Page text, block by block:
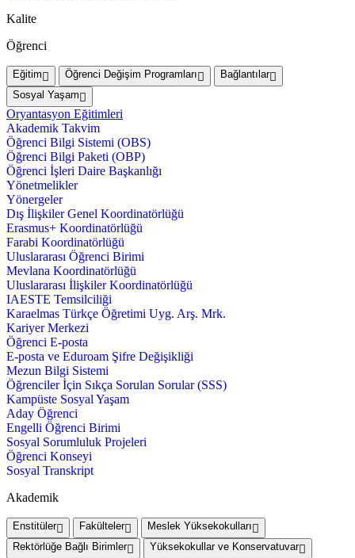
Kalite
Öğrenci
Eğitim Öğrenci Değişim Programları
Bağlantılar
Sosyal Yaşam
Oryantasyon Eğitimleri
Akademik Takvim
Öğrenci Bilgi Sistemi (OBS)
Öğrenci Bilgi Paketi (OBP)
Öğrenci İşleri Daire Başkanlığı
Yönetmelikler
Yönergeler
Dış İlişkiler Genel Koordinatörlüğü
Erasmus+ Koordinatörlüğü
Farabi Koordinatörlüğü
Uluslararası Öğrenci Birimi
Mevlana Koordinatörlüğü
Uluslararası İlişkiler Koordinatörlüğü
IAESTE Temsilciliği
Karaelmas Türkçe Öğretimi Uyg. Arş. Mrk.
Kariyer Merkezi
Öğrenci E-posta
E-posta ve Eduroam Şifre Değişikliği
Mezun Bilgi Sistemi
Öğrenciler İçin Sıkça Sorulan Sorular (SSS)
Kampüste Sosyal Yaşam
Aday Öğrenci
Engelli Öğrenci Birimi
Sosyal Sorumluluk Projeleri
Öğrenci Konseyi
Sosyal Transkript
Akademik
Enstitüler Fakülteler
Meslek Yüksekokulları
Rektörlüğe Bağlı Birimler
Yüksekokullar ve Konservatuvar